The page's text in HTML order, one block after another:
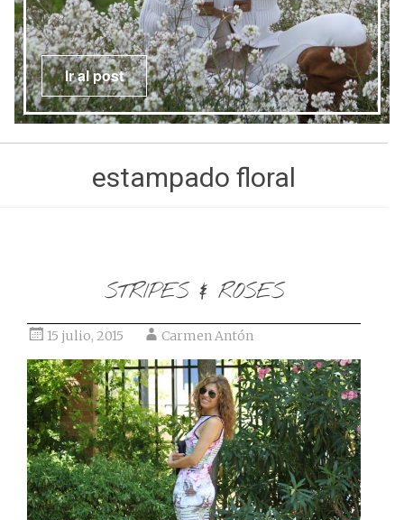
Ir al post
estampado floral
STRIPES & ROSES
15 julio, 2015 Carmen Antón